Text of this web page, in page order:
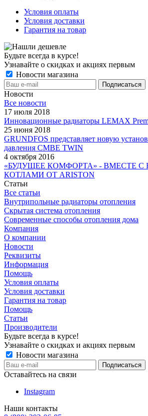
Условия оплаты
Условия доставки
Гарантия на товар
Будьте всегда в курсе!
Узнавайте о скидках и акциях первым
Новости магазина
Новости
Все новости
17 июля 2018
Инновационные радиаторы LEMAX
25 июня 2018
GRUNDFOS представляет новую
давления CMBE TWIN
4 октября 2016
«БУДУЩЕЕ КОМФОРТА» - ВМЕСТЕ
КОТЛАМИ ОТ ARISTON
Статьи
Все статьи
Внутрипольные радиаторы отопления
Скрытая система отопления
Современные способы отопления дома
Компания
О компании
Новости
Реквизиты
Информация
Помощь
Условия оплаты
Условия доставки
Гарантия на товар
Помощь
Статьи
Производители
Будьте всегда в курсе!
Узнавайте о скидках и акциях первым
Новости магазина
Оставайтесь на связи
Instagram
Наши контакты